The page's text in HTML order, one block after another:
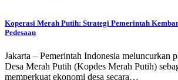
Koperasi Merah Putih: Strategi Pemerintah
Pedesaan
Jakarta – Pemerintah Indonesia meluncurkan
Desa Merah Putih (Kopdes Merah Putih)
memperkuat ekonomi desa secara…